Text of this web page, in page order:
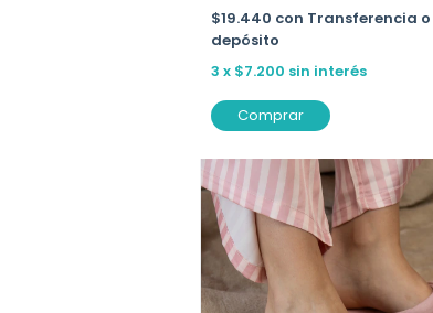
$19.440 con Transferencia o
depósito
3 x $7.200 sin interés
Comprar